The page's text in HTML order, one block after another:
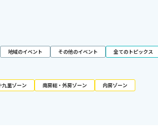
地域のイベント その他のイベント 全てのトピックス
九里ゾーン 南房総・外房ゾーン 内房ゾーン